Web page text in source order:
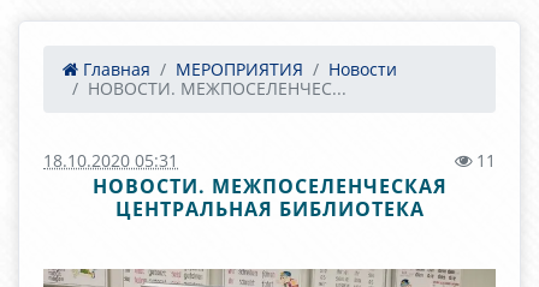
Главная МЕРОПРИЯТИЯ
Новости
НОВОСТИ. МЕЖПОСЕЛЕНЧЕС...
18.10.2020 05:31 11
НОВОСТИ. МЕЖПОСЕЛЕНЧЕСКАЯ
ЦЕНТРАЛЬНАЯ БИБЛИОТЕКА